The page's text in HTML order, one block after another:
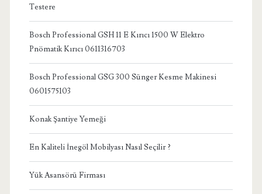
Testere
Bosch Professional GSH 11 E Kırıcı 1500 W Elektro
Pnömatik Kırıcı 0611316703
Bosch Professional GSG 300 Sünger Kesme Makinesi
0601575103
Konak Şantiye Yemeği
En Kaliteli İnegöl Mobilyası Nasıl Seçilir ?
Yük Asansörü Firması